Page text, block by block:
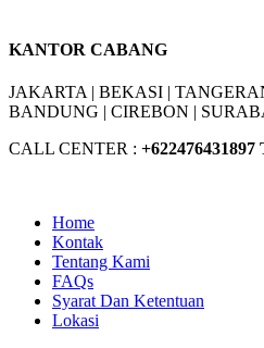
KANTOR CABANG
JAKARTA | BEKASI |
BANDUNG | CIREBON |
CALL CENTER : +622476431897
Home
Kontak
Tentang Kami
FAQs
Syarat Dan Ketentuan
Lokasi